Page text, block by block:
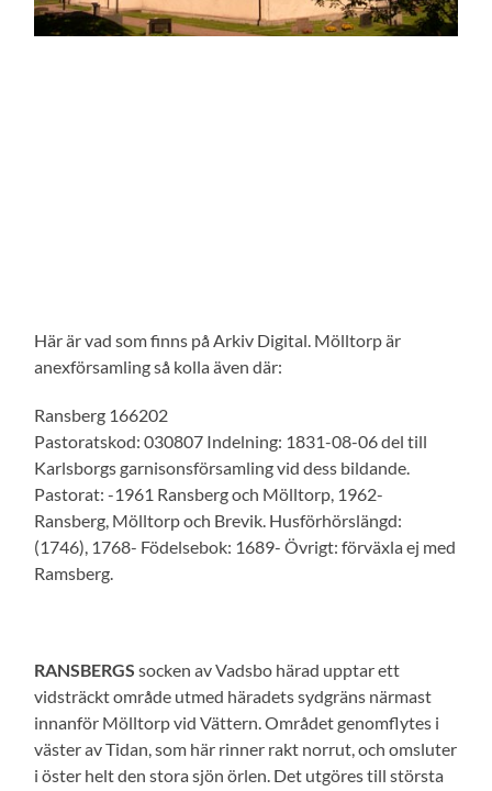
Här är vad som finns på Arkiv Digital. Mölltorp är
anexförsamling så kolla även där:
Ransberg 166202
Pastoratskod: 030807 Indelning: 1831-08-06 del till
Karlsborgs garnisonsförsamling vid dess bildande.
Pastorat: -1961 Ransberg och Mölltorp, 1962-
Ransberg, Mölltorp och Brevik. Husförhörslängd:
(1746), 1768- Födelsebok: 1689- Övrigt: förväxla ej med
Ramsberg.
RANSBERGS socken av Vadsbo härad upptar ett
vidsträckt område utmed häradets sydgräns närmast
innanför Mölltorp vid Vättern. Området genomflytes i
väster av Tidan, som här rinner rakt norrut, och omsluter
i öster helt den stora sjön örlen. Det utgöres till största